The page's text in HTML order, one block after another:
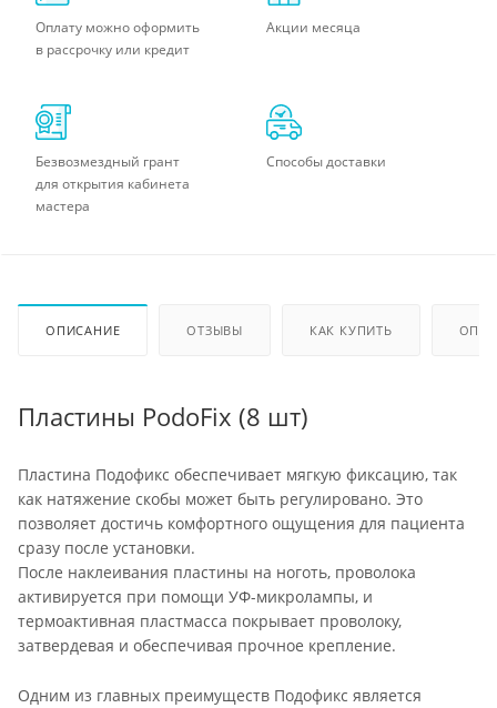
Оплату можно оформить
в рассрочку или кредит
Акции месяца
Безвозмездный грант
для открытия кабинета
мастера
Способы доставки
ОПИСАНИЕ ОТЗЫВЫ КАК КУПИТЬ
Пластины PodoFix (8 шт)
Пластина Подофикс обеспечивает мягкую фиксацию, так
как натяжение скобы может быть регулировано. Это
позволяет достичь комфортного ощущения для пациента
сразу после установки.
После наклеивания пластины на ноготь, проволока
активируется при помощи УФ-микролампы, и
термоактивная пластмасса покрывает проволоку,
затвердевая и обеспечивая прочное крепление.
Одним из главных преимуществ Подофикс является